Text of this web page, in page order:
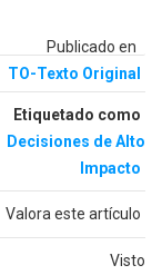
Publicado en
TO-Texto Original
Etiquetado como
Decisiones de Alto
Impacto
Valora este artículo
Visto